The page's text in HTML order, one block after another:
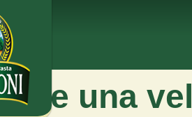
Vive una